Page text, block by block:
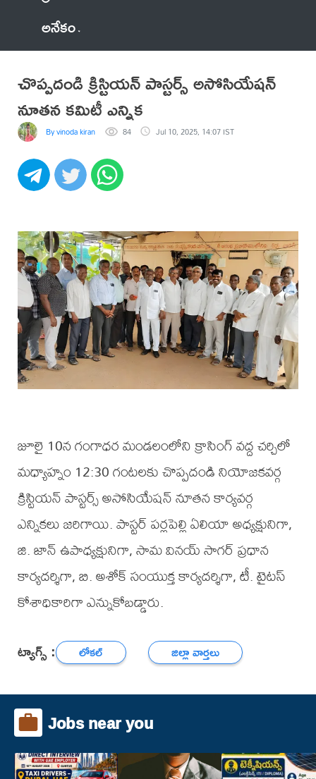
అనేకం
చొప్పదండి క్రిస్టియన్ పాస్టర్స్ అసోసియేషన్
నూతన కమిటీ ఎన్నిక
By vinoda kiran 84 Jul 10, 2025, 14:07 IST
జూలై 10న గంగాధర మండలంలోని క్రాసింగ్ వద్ద చర్చిలో
మధ్యాహ్నం 12:30 గంటలకు చొప్పదండి నియోజకవర్గ
క్రిస్టియన్ పాస్టర్స్ అసోసియేషన్ నూతన కార్యవర్గ
ఎన్నికలు జరిగాయి. పాస్టర్ పర్లపెల్లి ఏలియా అధ్యక్షునిగా,
జి. జాన్ ఉపాధ్యక్షునిగా, సామ వినయ్ సాగర్ ప్రధాన
కార్యదర్శిగా, బి. అశోక్ సంయుక్త కార్యదర్శిగా, టీ. టైటస్
కోశాధికారిగా ఎన్నుకోబడ్డారు.
ట్యాగ్స్ : లోకల్ జిల్లా వార్తలు
Jobs near you